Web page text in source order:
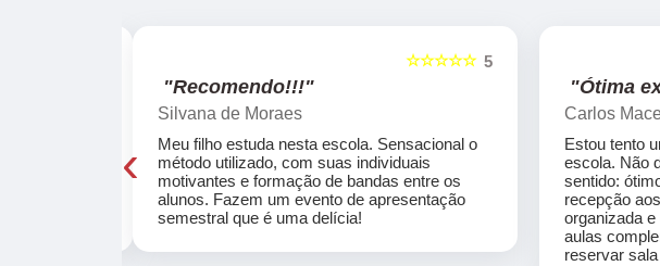
5
☆☆☆☆☆
"Recomendo!!!"
Silvana de Moraes
Meu filho estuda nesta escola. Sensacional o
método utilizado, com suas individuais
motivantes e formação de bandas entre os
alunos. Fazem um evento de apresentação
semestral que é uma delícia!
"Ótima
Carlos
Estou tento
escola. Não
sentido:
recepção
organizada
aulas
reservar
‹